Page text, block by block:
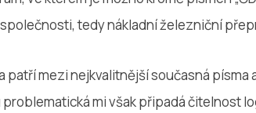
tedy nákladní železniční
patří mezi nejkvalitnější současná písma
mi však připadá čitelnost